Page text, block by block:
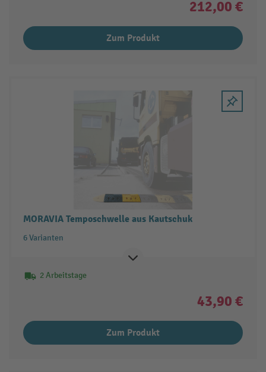
212,00 €
Zum Produkt
MORAVIA Temposchwelle aus Kautschuk
6 Varianten
2 Arbeitstage
43,90 €
Zum Produkt